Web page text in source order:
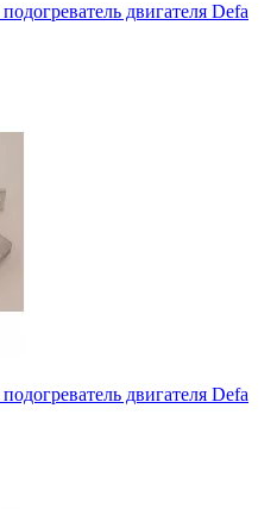
двигателя Defa
двигателя Defa